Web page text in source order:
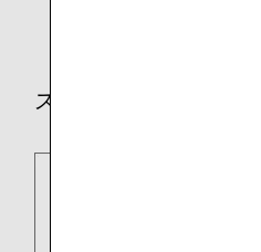
スター アライアンス